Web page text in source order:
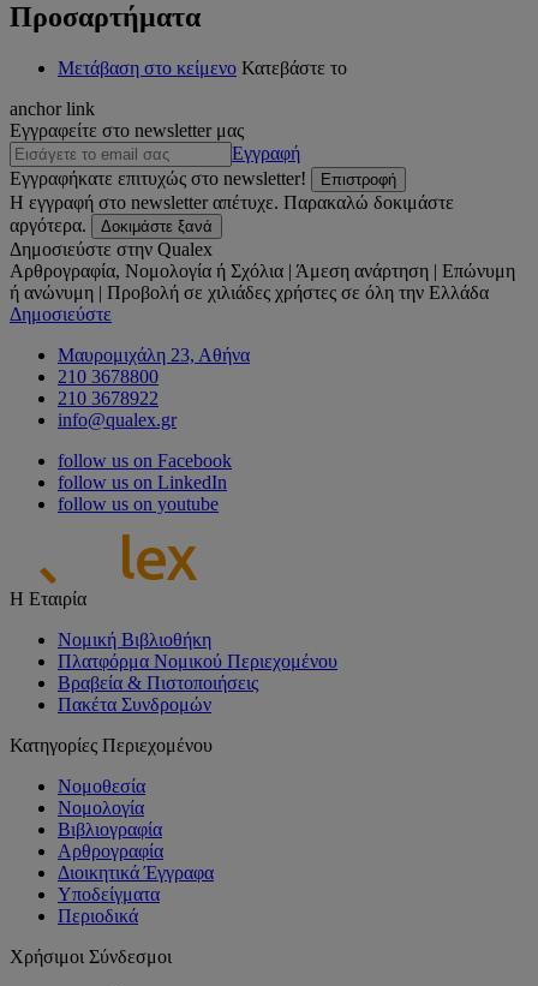
Προσαρτήματα
Μετάβαση στο κείμενο Κατεβάστε το
anchor link
Εγγραφείτε στο newsletter μας
Εγγραφή
Εγγραφήκατε επιτυχώς στο newsletter!
Επιστροφή
Η εγγραφή στο newsletter απέτυχε. Παρακαλώ δοκιμάστε
αργότερα.
Δοκιμάστε ξανά
Δημοσιεύστε στην Qualex
Αρθρογραφία, Νομολογία ή Σχόλια | Άμεση ανάρτηση | Επώνυμη
ή ανώνυμη | Προβολή σε χιλιάδες χρήστες σε όλη την Ελλάδα
Δημοσιεύστε
Μαυρομιχάλη 23, Αθήνα
210 3678800
210 3678922
info@qualex.gr
follow us on Facebook
follow us on LinkedIn
follow us on youtube
Η Εταιρία
Νομική Βιβλιοθήκη
Πλατφόρμα Νομικού Περιεχομένου
Βραβεία & Πιστοποιήσεις
Πακέτα Συνδρομών
Κατηγορίες Περιεχομένου
Νομοθεσία
Νομολογία
Βιβλιογραφία
Αρθρογραφία
Διοικητικά Έγγραφα
Υποδείγματα
Περιοδικά
Χρήσιμοι Σύνδεσμοι